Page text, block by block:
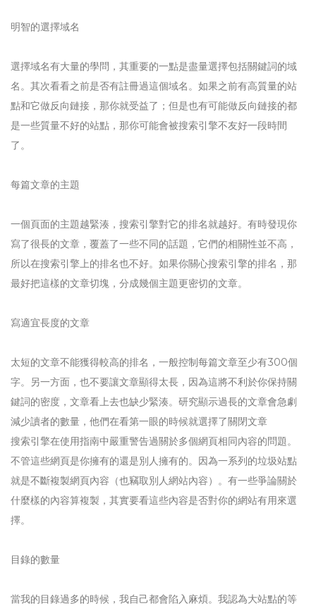
明智的選擇域名
選擇域名有大量的學問，其重要的一點是盡量選擇包括關鍵詞的域
名。其次看看之前是否有註冊過這個域名。如果之前有高質量的站
點和它做反向鏈接，那你就受益了；但是也有可能做反向鏈接的都
是一些質量不好的站點，那你可能會被搜索引擎不友好一段時間
了。
每篇文章的主題
一個頁面的主題越緊湊，搜索引擎對它的排名就越好。有時發現你
寫了很長的文章，覆蓋了一些不同的話題，它們的相關性並不高，
所以在搜索引擎上的排名也不好。如果你關心搜索引擎的排名，那
最好把這樣的文章切塊，分成幾個主題更密切的文章。
寫適宜長度的文章
太短的文章不能獲得較高的排名，一般控制每篇文章至少有300個
字。另一方面，也不要讓文章顯得太長，因為這將不利於你保持關
鍵詞的密度，文章看上去也缺少緊湊。研究顯示過長的文章會急劇
減少讀者的數量，他們在看第一眼的時候就選擇了關閉文章
搜索引擎在使用指南中嚴重警告過關於多個網頁相同內容的問題。
不管這些網頁是你擁有的還是別人擁有的。因為一系列的垃圾站點
就是不斷複製網頁內容（也竊取別人網站內容）。有一些爭論關於
什麼樣的內容算複製，其實要看這些內容是否對你的網站有用來選
擇。
目錄的數量
當我的目錄過多的時候，我自己都會陷入麻煩。我認為大站點的等